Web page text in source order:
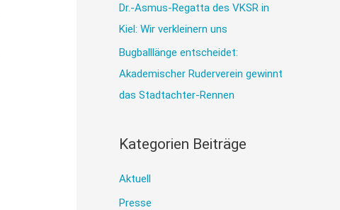
h
:
Dr.-Asmus-Regatta des VKSR in
Kiel: Wir verkleinern uns
Bugballlänge entscheidet:
Akademischer Ruderverein gewinnt
das Stadtachter-Rennen
Kategorien Beiträge
Aktuell
Presse